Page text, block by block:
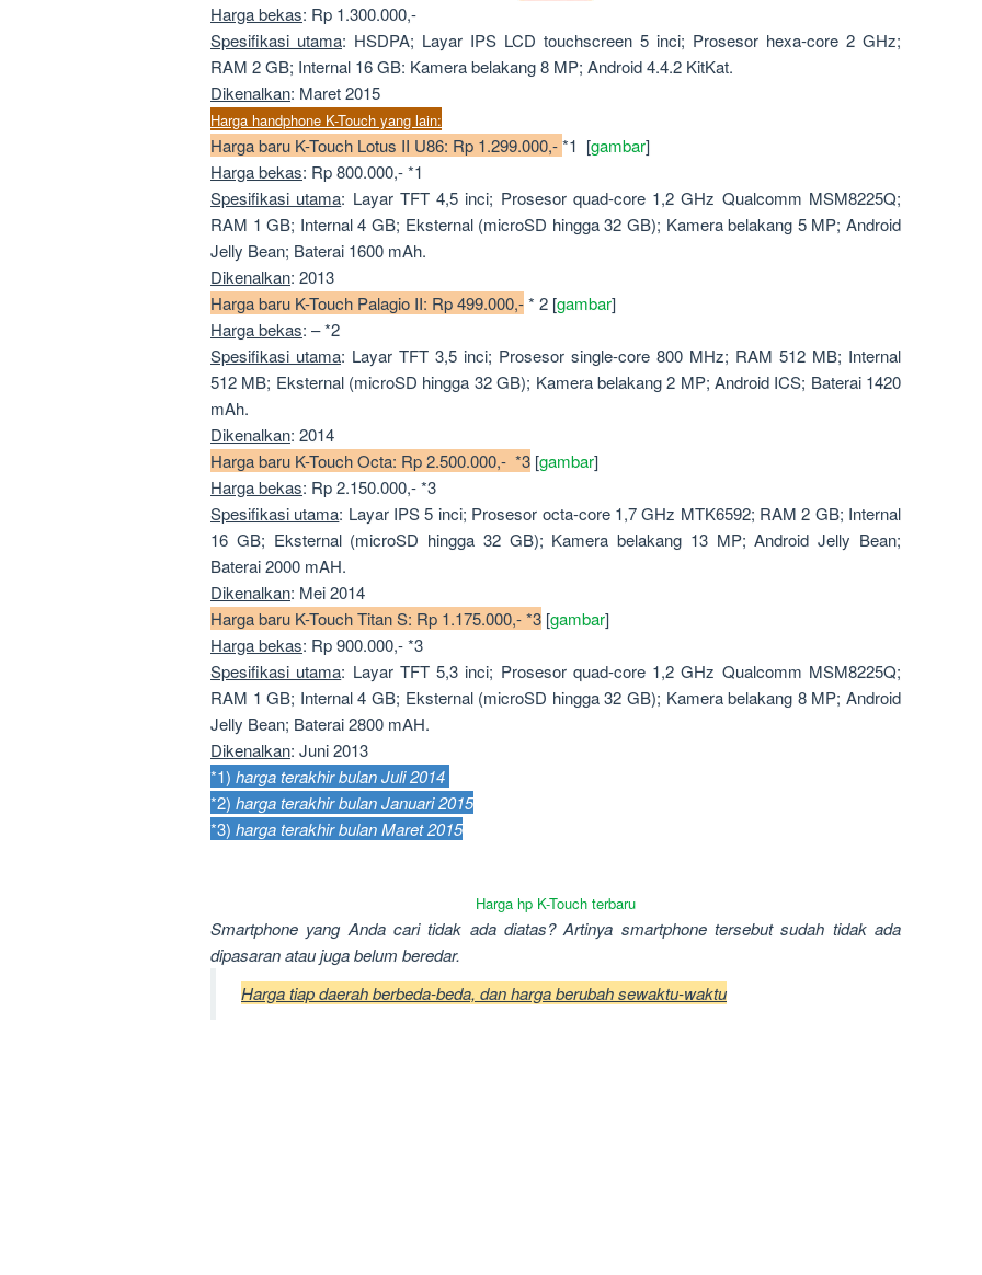
Harga bekas: Rp 1.300.000,-
Spesifikasi utama: HSDPA; Layar IPS LCD touchscreen 5 inci; Prosesor hexa-core 2 GHz;
RAM 2 GB; Internal 16 GB: Kamera belakang 8 MP; Android 4.4.2 KitKat.
Dikenalkan: Maret 2015
Harga handphone K-Touch yang lain:
Harga baru K-Touch Lotus II U86: Rp 1.299.000,-*1 [gambar]
Harga bekas: Rp 800.000,- *1
Spesifikasi utama: Layar TFT 4,5 inci; Prosesor quad-core 1,2 GHz Qualcomm MSM8225Q;
RAM 1 GB; Internal 4 GB; Eksternal (microSD hingga 32 GB); Kamera belakang 5 MP; Android
Jelly Bean; Baterai 1600 mAh.
Dikenalkan: 2013
Harga baru K-Touch Palagio II: Rp 499.000,-* 2 [gambar]
Harga bekas: – *2
Spesifikasi utama: Layar TFT 3,5 inci; Prosesor single-core 800 MHz; RAM 512 MB; Internal
512 MB; Eksternal (microSD hingga 32 GB); Kamera belakang 2 MP; Android ICS; Baterai 1420
mAh.
Dikenalkan: 2014
Harga baru K-Touch Octa: Rp 2.500.000,- *3 [gambar]
Harga bekas: Rp 2.150.000,- *3
Spesifikasi utama: Layar IPS 5 inci; Prosesor octa-core 1,7 GHz MTK6592; RAM 2 GB; Internal
16 GB; Eksternal (microSD hingga 32 GB); Kamera belakang 13 MP; Android Jelly Bean;
Baterai 2000 mAH.
Dikenalkan: Mei 2014
Harga baru K-Touch Titan S: Rp 1.175.000,- *3 [gambar]
Harga bekas: Rp 900.000,- *3
Spesifikasi utama: Layar TFT 5,3 inci; Prosesor quad-core 1,2 GHz Qualcomm MSM8225Q;
RAM 1 GB; Internal 4 GB; Eksternal (microSD hingga 32 GB); Kamera belakang 8 MP; Android
Jelly Bean; Baterai 2800 mAH.
Dikenalkan: Juni 2013
*1) harga terakhir bulan Juli 2014
*2) harga terakhir bulan Januari 2015
*3) harga terakhir bulan Maret 2015
Harga hp K-Touch terbaru
Smartphone yang Anda cari tidak ada diatas? Artinya smartphone tersebut sudah tidak ada
dipasaran atau juga belum beredar.
Harga tiap daerah berbeda-beda, dan harga berubah sewaktu-waktu